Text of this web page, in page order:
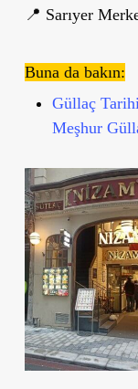
📍 Sarıyer
Buna da bakın:
Güllaç
Meşhur